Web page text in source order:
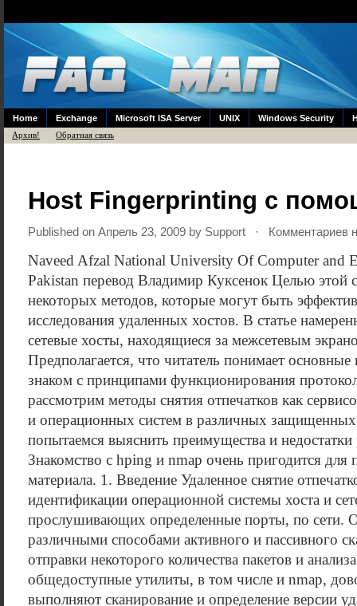
Home Exchange Microsoft ISA Server UNIX Windows Security
Архив!
Обратная связь
Host Fingerprinting с
Published on Апрель 23, 2009 by Support · Комментариев
Naveed Afzal National University Of Computer and
Pakistan перевод Владимир Куксенок Целью этой
некоторых методов, которые могут быть
исследования удаленных хостов. В статье
сетевые хосты, находящиеся за межсетевым
Предполагается, что читатель понимает
знаком с принципами функционирования
рассмотрим методы снятия отпечатков как
и операционных систем в различных
попытаемся выяснить преимущества и
Знакомство с hping и nmap очень пригодится
материала. 1. Введение Удаленное снятие
идентификации операционной системы хоста и
прослушивающих определенные порты, по сети.
различными способами активного и пассивного
отправки некоторого количества пакетов и
общедоступные утилиты, в том числе и nmap,
выполняют сканирование и определение версии